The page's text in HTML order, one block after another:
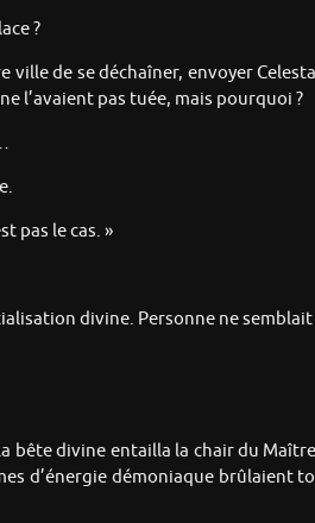
?
de se déchaîner, envoyer
l’avaient pas tuée, mais pourquoi ?
pas le cas. »
divine. Personne ne
bête divine entailla la chair du
d’énergie démoniaque brûlaient